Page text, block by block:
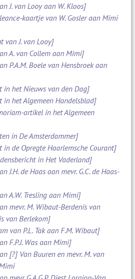
J. van Looy aan W. Kloos]
kaartje van W. Gosler aan Mimi
van J. van Looy]
A. van Collem aan Mimi]
P.A.M. Boele van Hensbroek aan
in het Nieuws van den Dag]
het Algemeen Handelsblad]
artikel in het Algemeen
in De Amsterdammer]
de Opregte Haarlemsche Courant]
in Het Vaderland]
J.H. de Haas aan mevr. G.C. de Haas-
A.W. Tresling aan Mimi]
mevr. M. Wibaut-Berdenis van
van Berlekom]
van P.L. Tak aan F.M. Wibaut]
F.P.J. Was aan Mimi]
[?] Van Buuren en mevr. M. van